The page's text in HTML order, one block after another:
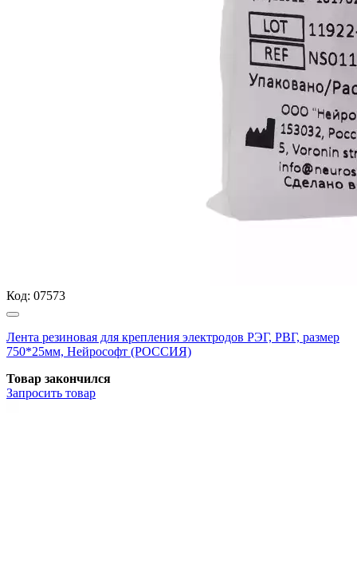
Код: 07573
Лента резиновая для крепления электродов РЭГ, РВГ, размер
750*25мм, Нейрософт (РОССИЯ)
Товар закончился
Запросить товар